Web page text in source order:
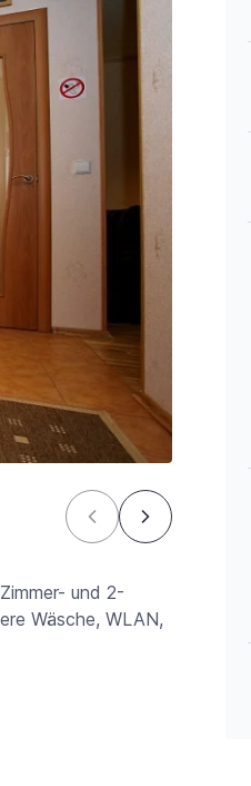
und 2-
Wäsche, WLAN,